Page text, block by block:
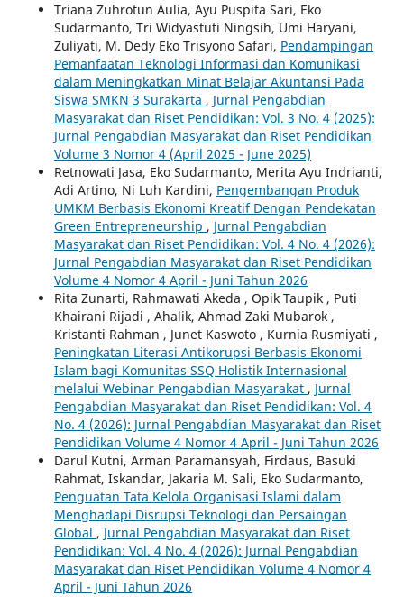
Triana Zuhrotun Aulia, Ayu Puspita Sari, Eko
Sudarmanto, Tri Widyastuti Ningsih, Umi Haryani,
Zuliyati, M. Dedy Eko Trisyono Safari, Pendampingan
Pemanfaatan Teknologi Informasi dan Komunikasi
dalam Meningkatkan Minat Belajar Akuntansi Pada
Siswa SMKN 3 Surakarta , Jurnal Pengabdian
Masyarakat dan Riset Pendidikan: Vol. 3 No. 4 (2025):
Jurnal Pengabdian Masyarakat dan Riset Pendidikan
Volume 3 Nomor 4 (April 2025 - June 2025)
Retnowati Jasa, Eko Sudarmanto, Merita Ayu Indrianti,
Adi Artino, Ni Luh Kardini, Pengembangan Produk
UMKM Berbasis Ekonomi Kreatif Dengan Pendekatan
Green Entrepreneurship , Jurnal Pengabdian
Masyarakat dan Riset Pendidikan: Vol. 4 No. 4 (2026):
Jurnal Pengabdian Masyarakat dan Riset Pendidikan
Volume 4 Nomor 4 April - Juni Tahun 2026
Rita Zunarti, Rahmawati Akeda , Opik Taupik , Puti
Khairani Rijadi , Ahalik, Ahmad Zaki Mubarok ,
Kristanti Rahman , Junet Kaswoto , Kurnia Rusmiyati ,
Peningkatan Literasi Antikorupsi Berbasis Ekonomi
Islam bagi Komunitas SSQ Holistik Internasional
melalui Webinar Pengabdian Masyarakat , Jurnal
Pengabdian Masyarakat dan Riset Pendidikan: Vol. 4
No. 4 (2026): Jurnal Pengabdian Masyarakat dan Riset
Pendidikan Volume 4 Nomor 4 April - Juni Tahun 2026
Darul Kutni, Arman Paramansyah, Firdaus, Basuki
Rahmat, Iskandar, Jakaria M. Sali, Eko Sudarmanto,
Penguatan Tata Kelola Organisasi Islami dalam
Menghadapi Disrupsi Teknologi dan Persaingan
Global , Jurnal Pengabdian Masyarakat dan Riset
Pendidikan: Vol. 4 No. 4 (2026): Jurnal Pengabdian
Masyarakat dan Riset Pendidikan Volume 4 Nomor 4
April - Juni Tahun 2026